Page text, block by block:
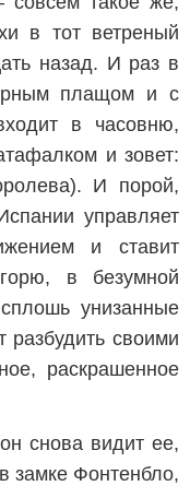
в тот ветреный
назад. И раз в
плащом и с
в часовню,
и зовет:
И порой,
управляет
и ставит
в безумной
унизанные
разбудить своими
раскрашенное
снова видит ее,
замке Фонтенбло,